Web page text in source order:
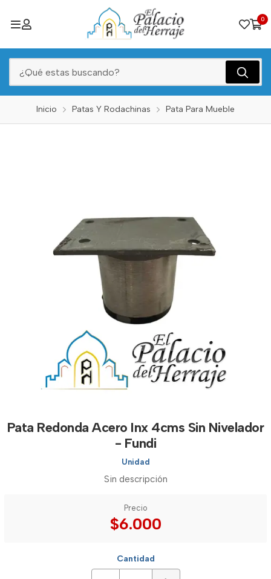
0
Inicio Patas Y Rodachinas Pata Para Mueble
Pata Redonda Acero Inx 4cms Sin Nivelador
- Fundi
Unidad
Sin descripción
Precio
$6.000
Cantidad